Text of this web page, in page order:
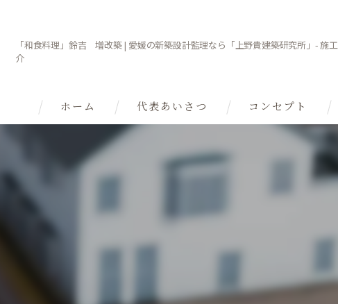
「和食料理」鈴吉 増改築 | 愛媛の新築設計監理なら「上野貴建築研究所」- 施
介
ホーム 代表あいさつ コンセプト